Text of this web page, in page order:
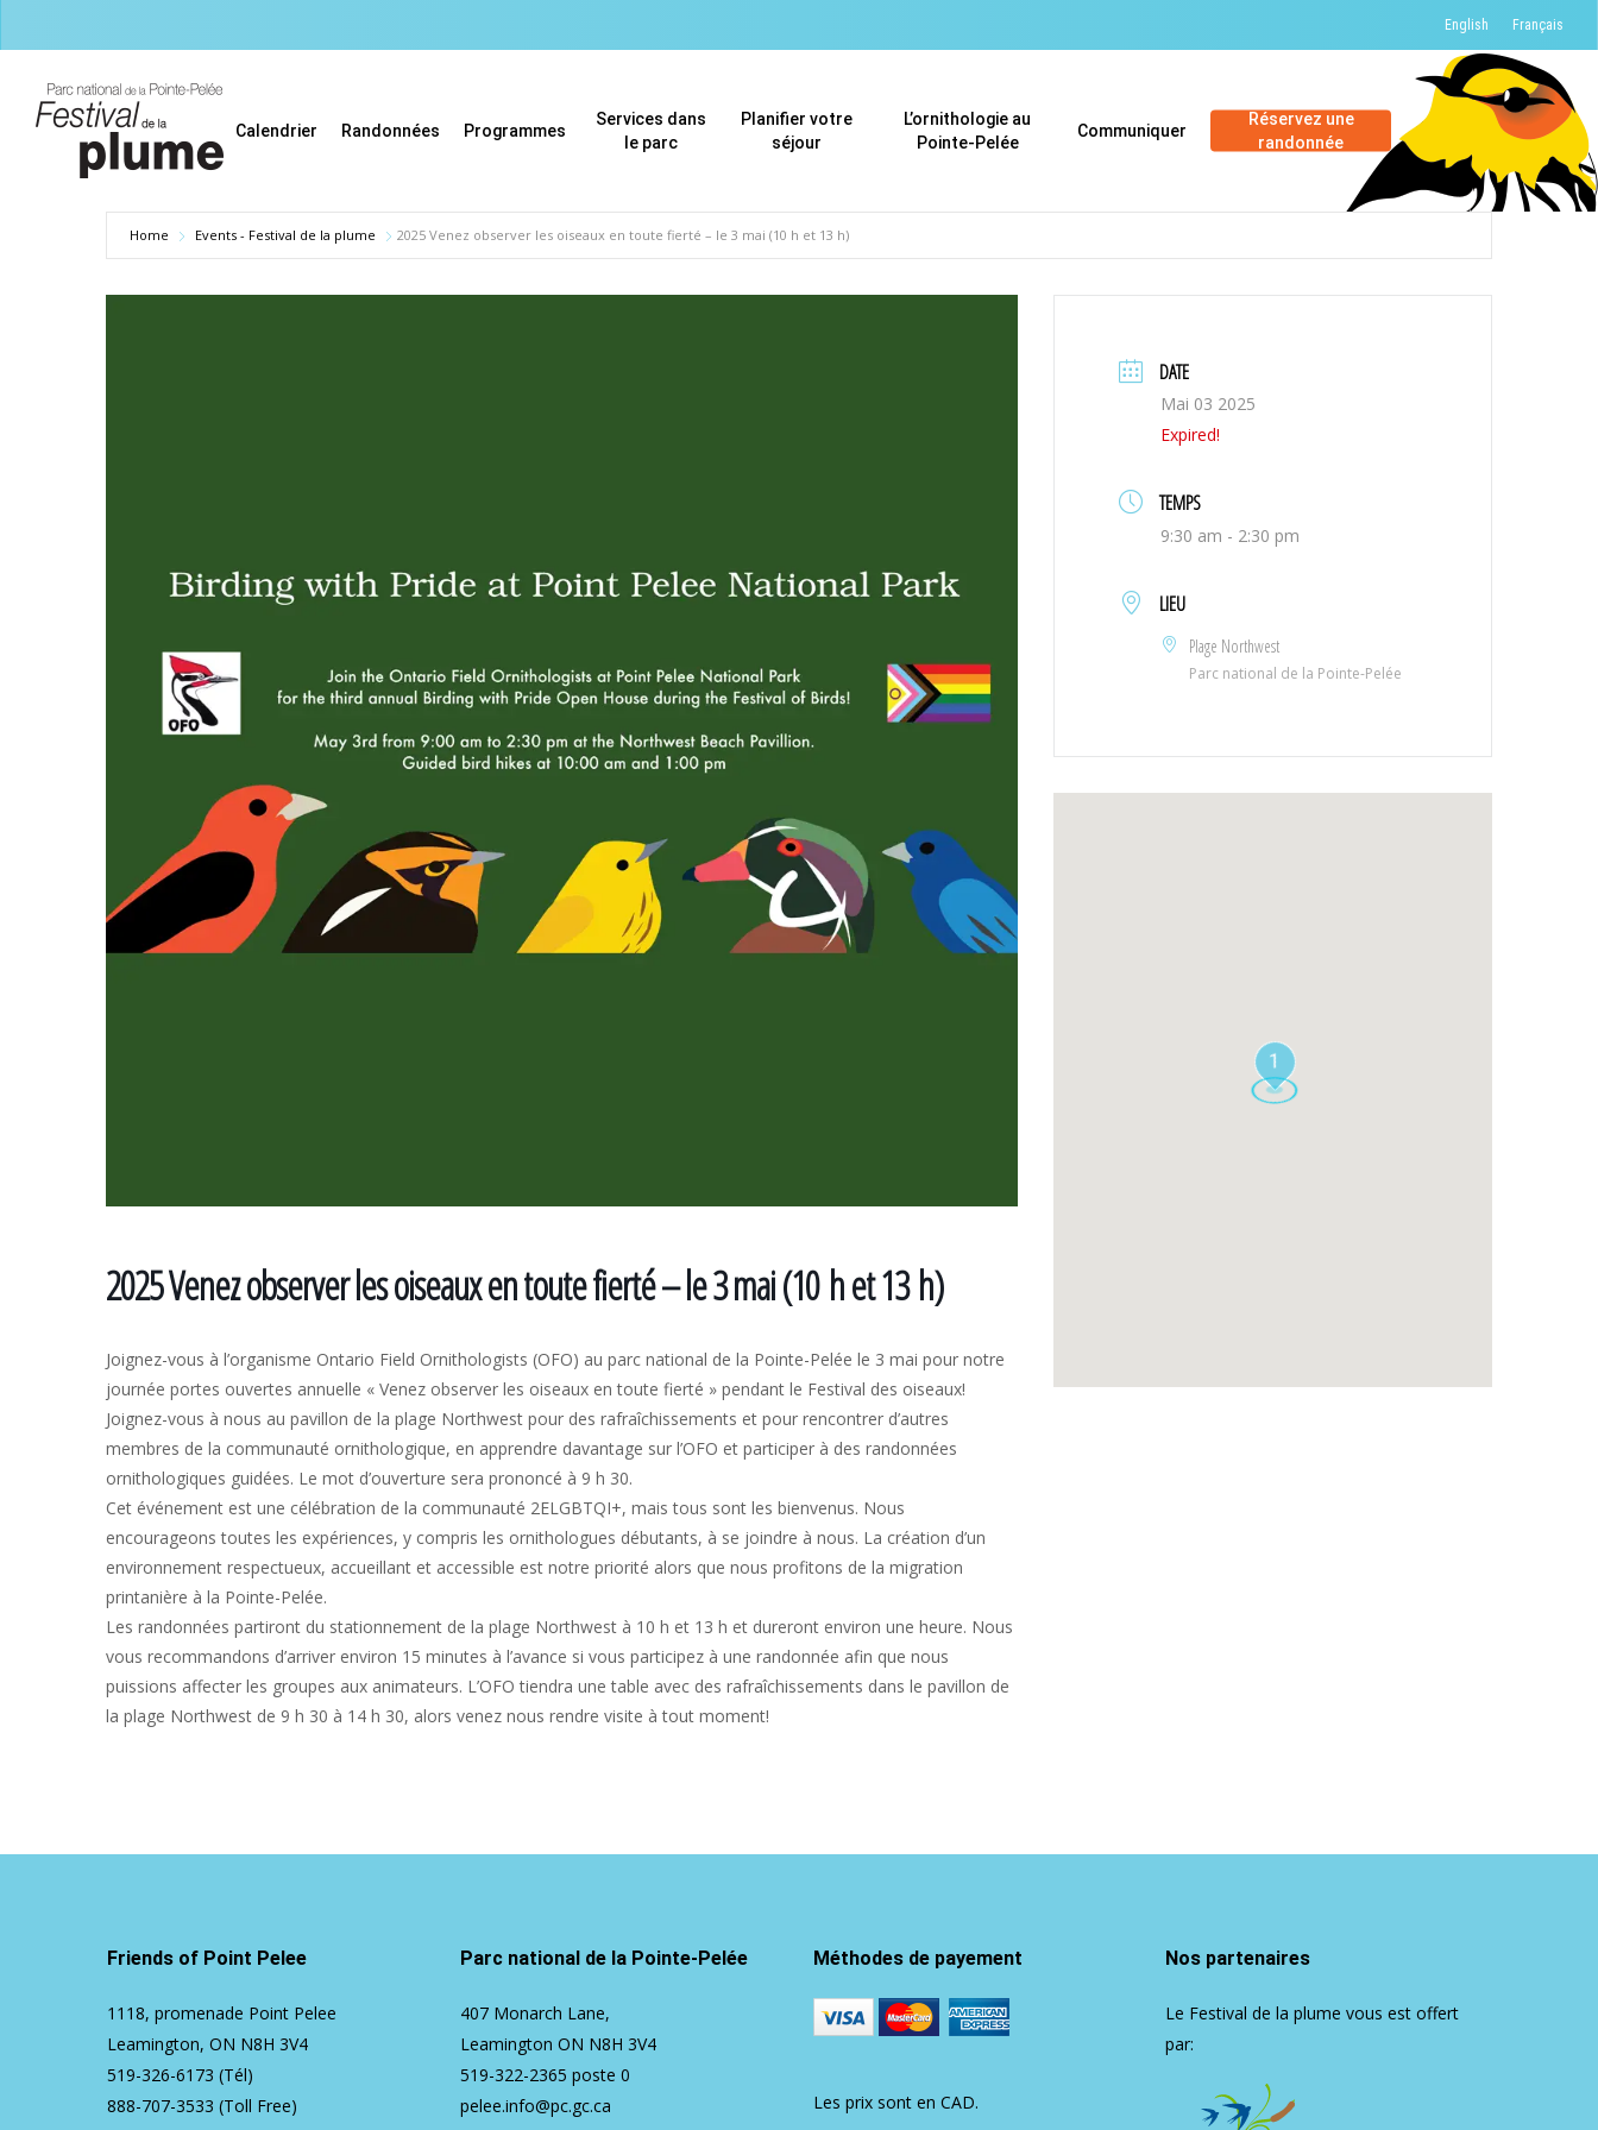
to
content
English Français
Calendrier Randonnées Programmes
Services dans
le parc
Planifier votre
séjour
L’ornithologie au
Pointe-Pelée
Communiquer
Réservez une
randonnée
Home Events - Festival de la plume 2025 Venez observer les oiseaux en toute fierté – le 3 mai (10 h et 13 h)
2025 Venez observer les oiseaux en toute fierté – le 3 mai (10 h et 13 h)
Joignez-vous à l’organisme Ontario Field Ornithologists (OFO) au parc national de la Pointe-Pelée le 3 mai pour notre
journée portes ouvertes annuelle « Venez observer les oiseaux en toute fierté » pendant le Festival des oiseaux!
Joignez-vous à nous au pavillon de la plage Northwest pour des rafraîchissements et pour rencontrer d’autres
membres de la communauté ornithologique, en apprendre davantage sur l’OFO et participer à des randonnées
ornithologiques guidées. Le mot d’ouverture sera prononcé à 9 h 30.
Cet événement est une célébration de la communauté 2ELGBTQI+, mais tous sont les bienvenus. Nous
encourageons toutes les expériences, y compris les ornithologues débutants, à se joindre à nous. La création d’un
environnement respectueux, accueillant et accessible est notre priorité alors que nous profitons de la migration
printanière à la Pointe-Pelée.
Les randonnées partiront du stationnement de la plage Northwest à 10 h et 13 h et dureront environ une heure. Nous
vous recommandons d’arriver environ 15 minutes à l’avance si vous participez à une randonnée afin que nous
puissions affecter les groupes aux animateurs. L’OFO tiendra une table avec des rafraîchissements dans le pavillon de
la plage Northwest de 9 h 30 à 14 h 30, alors venez nous rendre visite à tout moment!
DATE
Mai 03 2025
Expired!
TEMPS
9:30 am - 2:30 pm
LIEU
Plage Northwest
Parc national de la Pointe-Pelée
1
Friends of Point Pelee
1118, promenade Point Pelee
Leamington, ON N8H 3V4
519-326-6173 (Tél)
888-707-3533 (Toll Free)
Parc national de la Pointe-Pelée
407 Monarch Lane,
Leamington ON N8H 3V4
519-322-2365 poste 0
pelee.info@pc.gc.ca
Méthodes de payement
Les prix sont en CAD.
Nos partenaires
Le Festival de la plume vous est offert
par: